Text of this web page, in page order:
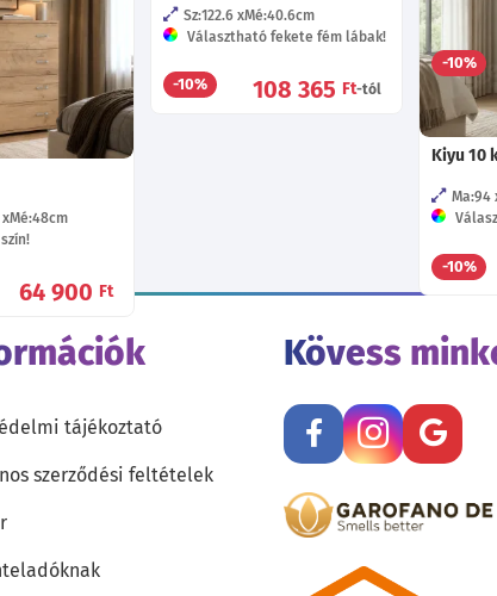
Mé:38.9cm
világítás!
305 -tól
Sz:122.6 Mé:40.6cm
Választható fekete fém lábak!
-10% 108 365 Ft-tól
-10%
Kiyu 10
Ma:94
-10%
Mé:48cm
64 900 Ft
tájékoztató
szerződési feltételek
Kövess